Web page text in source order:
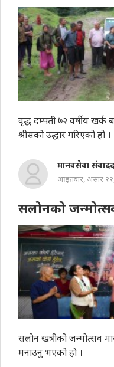
वृद्ध दम्पती ७२ वर्षीय खर्क
श्रीसको उद्धार गरिएको हो ।
मानवसेवा
आइतबार, असार
सलोनको
सलोन खत्रीको जन्मोत्सव
मनाउनु भएको हाे ।